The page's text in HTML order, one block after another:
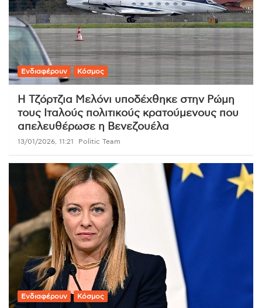
Ενδιαφέρουν Κόσμος
Η Τζόρτζια Μελόνι υποδέχθηκε στην Ρώμη
τους Ιταλούς πολιτικούς κρατούμενους που
απελευθέρωσε η Βενεζουέλα
13/01/2026, 11:21 Politic Team
Ενδιαφέρουν Κόσμος